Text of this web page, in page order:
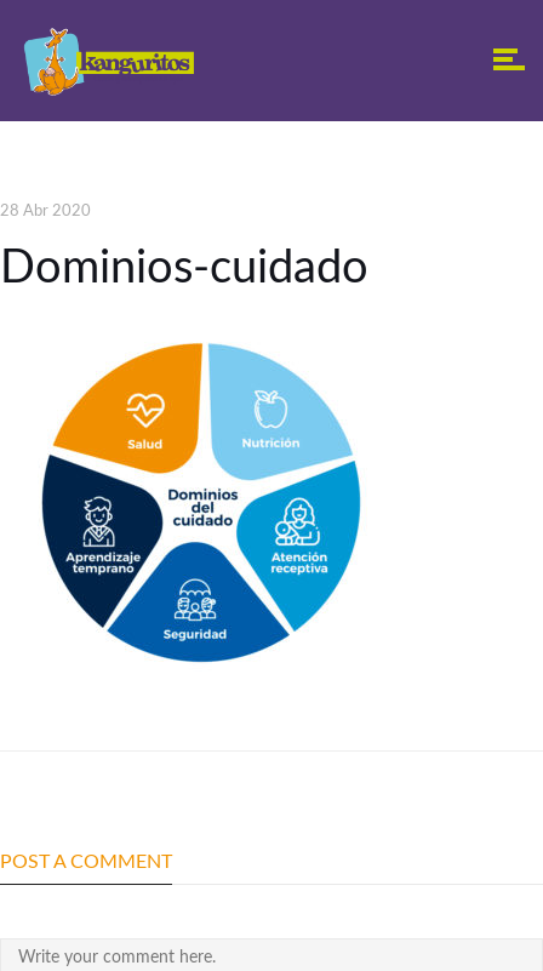
28 Abr 2020
Dominios-cuidado
POST A COMMENT